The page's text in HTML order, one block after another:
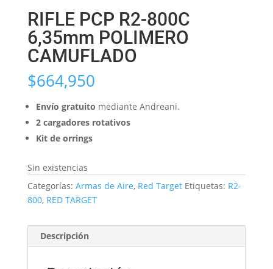
RIFLE PCP R2-800C
6,35mm POLIMERO
CAMUFLADO
$664,950
Envío gratuito mediante Andreani.
2 cargadores rotativos
Kit de orrings
Sin existencias
Categorías: Armas de Aire, Red Target Etiquetas: R2-
800, RED TARGET
Descripción